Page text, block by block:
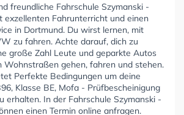
freundliche Fahrschule Szymanski -
exzellenten Fahrunterricht und einen
in Dortmund. Du wirst lernen, mit
zu fahren. Achte darauf, dich zu
große Zahl Leute und geparkte Autos
Wohnstraßen gehen, fahren und stehen.
Perfekte Bedingungen um deine
Klasse BE, Mofa - Prüfbescheinigung
erhalten. In der Fahrschule Szymanski -
einen Termin online anfragen.